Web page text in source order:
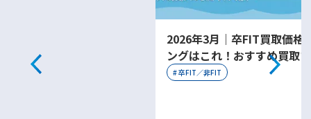
2026年3月｜卒FIT買取価格
ングはこれ！おすすめ買取
をわかりやすく紹介
#卒FIT／非FIT